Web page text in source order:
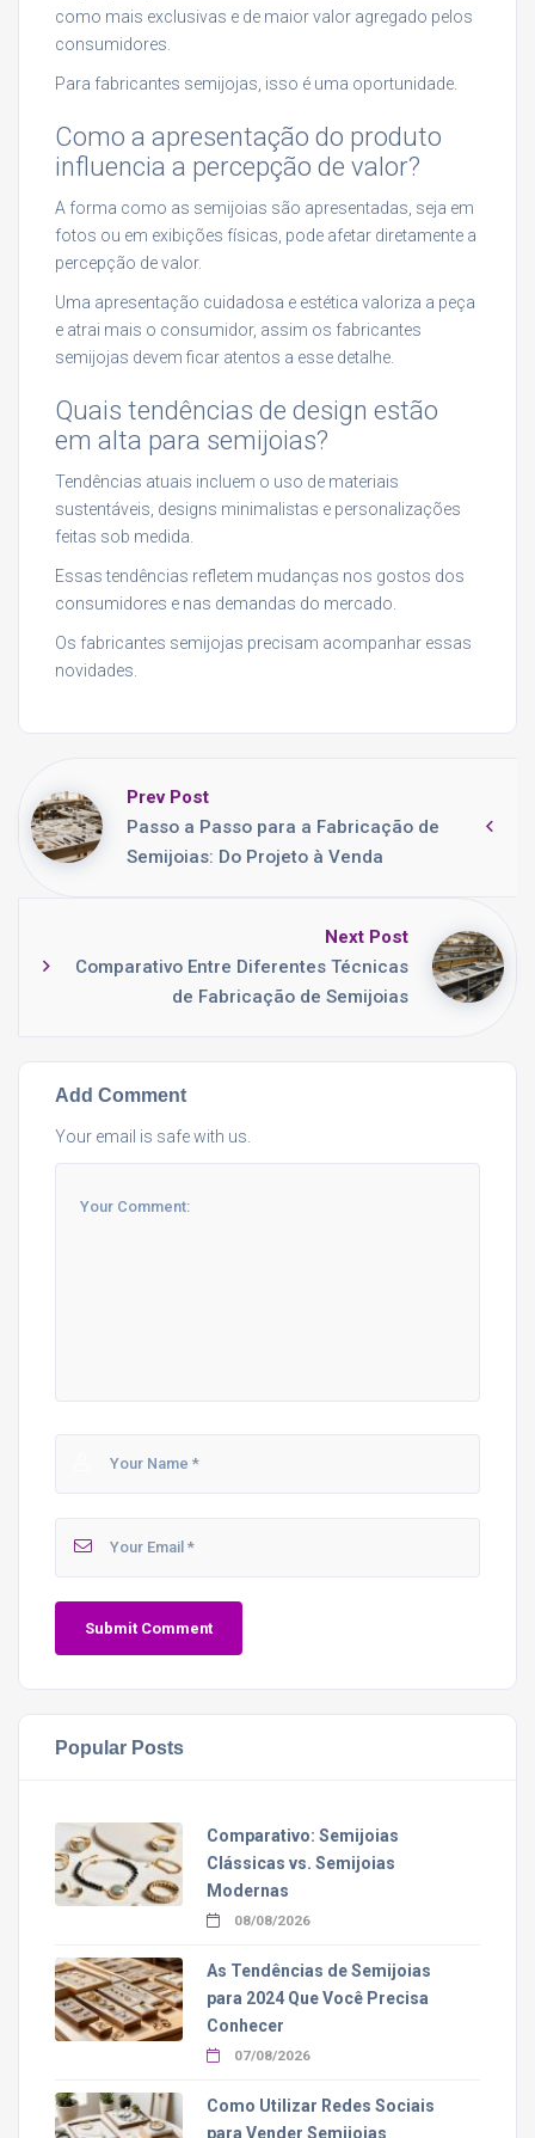
como mais exclusivas e de maior valor agregado pelos
consumidores.
Para fabricantes semijojas, isso é uma oportunidade.
Como a apresentação do produto
influencia a percepção de valor?
A forma como as semijoias são apresentadas, seja em
fotos ou em exibições físicas, pode afetar diretamente a
percepção de valor.
Uma apresentação cuidadosa e estética valoriza a peça
e atrai mais o consumidor, assim os fabricantes
semijojas devem ficar atentos a esse detalhe.
Quais tendências de design estão
em alta para semijoias?
Tendências atuais incluem o uso de materiais
sustentáveis, designs minimalistas e personalizações
feitas sob medida.
Essas tendências refletem mudanças nos gostos dos
consumidores e nas demandas do mercado.
Os fabricantes semijojas precisam acompanhar essas
novidades.
Prev Post
Passo a Passo para a Fabricação de
Semijoias: Do Projeto à Venda
Next Post
Comparativo Entre Diferentes Técnicas
de Fabricação de Semijoias
Add Comment
Your email is safe with us.
Popular Posts
Comparativo: Semijoias
Clássicas vs. Semijoias
Modernas
08/08/2026
As Tendências de Semijoias
para 2024 Que Você Precisa
Conhecer
07/08/2026
Como Utilizar Redes Sociais
para Vender Semijoias